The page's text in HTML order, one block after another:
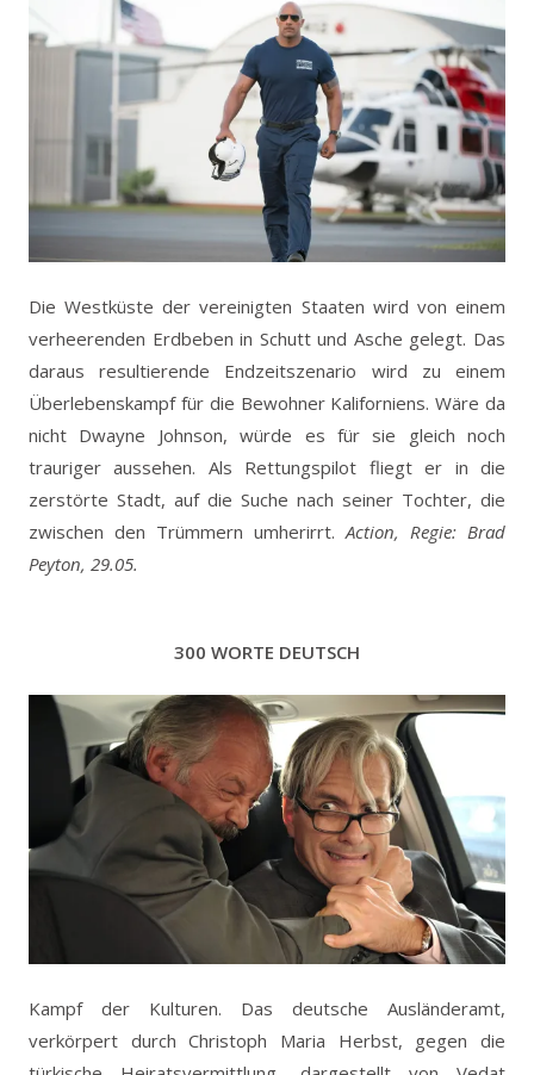
Die Westküste der vereinigten Staaten wird von einem
verheerenden Erdbeben in Schutt und Asche gelegt. Das
daraus resultierende Endzeitszenario wird zu einem
Überlebenskampf für die Bewohner Kaliforniens. Wäre da
nicht Dwayne Johnson, würde es für sie gleich noch
trauriger aussehen. Als Rettungspilot fliegt er in die
zerstörte Stadt, auf die Suche nach seiner Tochter, die
zwischen den Trümmern umherirrt.Action, Regie: Brad
Peyton, 29.05.
300 WORTE DEUTSCH
Kampf der Kulturen. Das deutsche Ausländeramt,
verkörpert durch Christoph Maria Herbst, gegen die